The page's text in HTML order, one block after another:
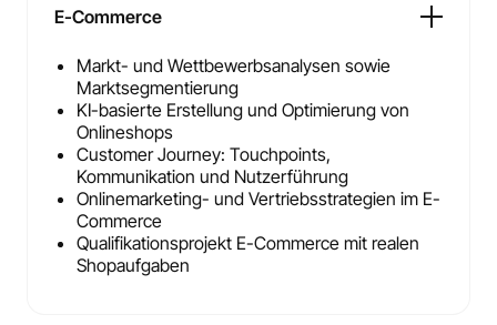
E-Commerce
Markt- und Wettbewerbsanalysen sowie
Marktsegmentierung
KI-basierte Erstellung und Optimierung von
Onlineshops
Customer Journey: Touchpoints,
Kommunikation und Nutzerführung
Onlinemarketing- und Vertriebsstrategien im E-
Commerce
Qualifikationsprojekt E-Commerce mit realen
Shopaufgaben